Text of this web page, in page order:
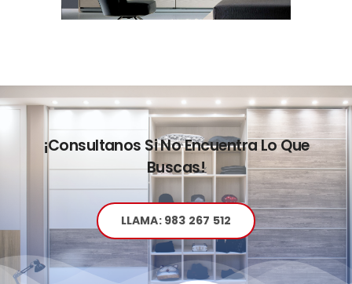
¡Consultanos Si No Encuentra Lo Que
Buscas!
LLAMA: 983 267 512